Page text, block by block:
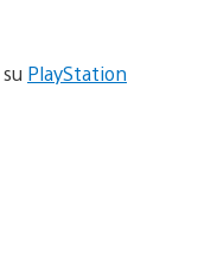
PlayStation